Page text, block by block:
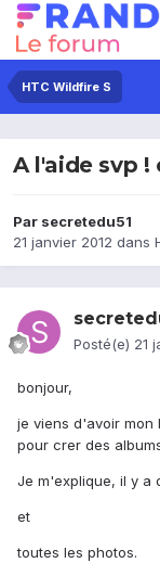
HTC Wildfire S
A l'aide svp !
Par secretedu51
21 janvier 2012 dans
Posté(e) 21
bonjour,
je viens d'avoir mon
pour crer des
Je m'explique, il y a
et
toutes les photos.